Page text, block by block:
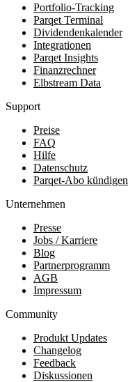
Portfolio-Tracking
Parqet Terminal
Dividendenkalender
Integrationen
Parqet Insights
Finanzrechner
Elbstream Data
Support
Preise
FAQ
Hilfe
Datenschutz
Parqet-Abo kündigen
Unternehmen
Presse
Jobs / Karriere
Blog
Partnerprogramm
AGB
Impressum
Community
Produkt Updates
Changelog
Feedback
Diskussionen